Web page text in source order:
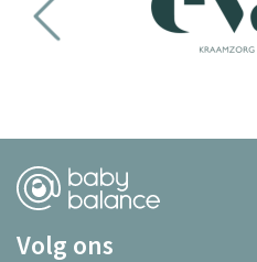
Volg ons